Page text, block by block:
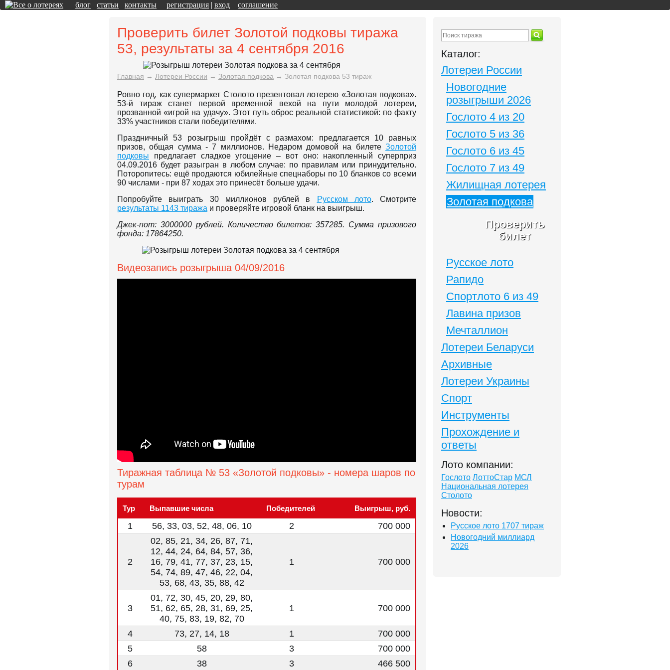
блог статьи контакты регистрация | вход соглашение
Проверить билет Золотой подковы тиража
53, результаты за 4 сентября 2016
Главная → Лотереи России → Золотая подкова → Золотая подкова 53 тираж
Ровно год, как супермаркет Столото презентовал лотерею «Золотая подкова».
53-й тираж станет первой временной вехой на пути молодой лотереи,
прозванной «игрой на удачу». Этот путь оброс реальной статистикой: по факту
33% участников стали победителями.
Праздничный 53 розыгрыш пройдёт с размахом: предлагается 10 равных
призов, общая сумма - 7 миллионов. Недаром домовой на билете Золотой
подковы предлагает сладкое угощение – вот оно: накопленный суперприз
04.09.2016 будет разыгран в любом случае: по правилам или принудительно.
Поторопитесь: ещё продаются юбилейные спецнаборы по 10 бланков со всеми
90 числами - при 87 ходах это принесёт больше удачи.
Попробуйте выиграть 30 миллионов рублей в
Русском лото. Смотрите
результаты 1143 тиража и проверяйте игровой бланк на выигрыш.
Джек-пот: 3000000 рублей. Количество билетов: 357285. Сумма призового
фонда: 17864250.
Видеозапись розыгрыша 04/09/2016
Тиражная таблица № 53 «Золотой подковы» - номера шаров по
турам
Тур Выпавшие числа Победителей Выигрыш, руб.
1 56, 33, 03, 52, 48, 06, 10 2 700 000
2
02, 85, 21, 34, 26, 87, 71,
12, 44, 24, 64, 84, 57, 36,
16, 79, 41, 77, 37, 23, 15,
54, 74, 89, 47, 46, 22, 04,
53, 68, 43, 35, 88, 42
1 700 000
3
01, 72, 30, 45, 20, 29, 80,
51, 62, 65, 28, 31, 69, 25,
40, 75, 83, 19, 82, 70
1 700 000
4 73, 27, 14, 18 1
700 000
5
58 3
700 000
6
38 3 466 500
Каталог:
Лотереи России
Новогодние
розыгрыши 2026
Гослото 4 из 20
Гослото 5 из 36
Гослото 6 из 45
Гослото 7 из 49
Жилищная лотерея
Золотая подкова
Проверить
билет
Русское лото
Рапидо
Спортлото 6 из 49
Лавина призов
Мечталлион
Лотереи Беларуси
Архивные
Лотереи Украины
Спорт
Инструменты
Прохождение и
ответы
Лото компании:
Гослото ЛоттоСтар МСЛ
Национальная лотерея
Столото
Новости:
Русское лото 1707 тираж
Новогодний миллиард
2026